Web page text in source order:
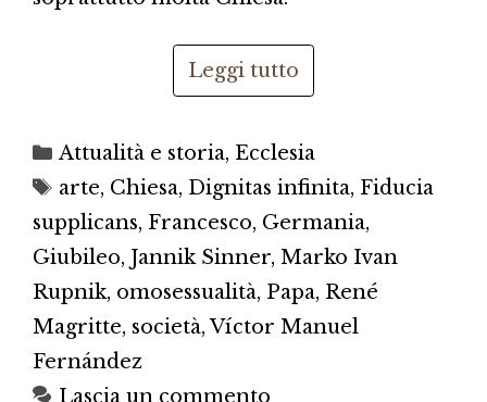
Leggi tutto
Categorie
Attualità e storia, Ecclesia
Tag
arte, Chiesa, Dignitas infinita, Fiducia
supplicans, Francesco, Germania,
Giubileo, Jannik Sinner, Marko Ivan
Rupnik, omosessualità, Papa, René
Magritte, società,Víctor Manuel
Fernández
Lascia un commento